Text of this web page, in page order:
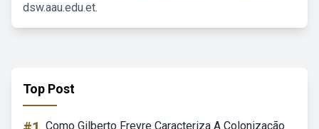
dsw.aau.edu.et.
Top Post
Como Gilberto Freyre Caracteriza A Colonização